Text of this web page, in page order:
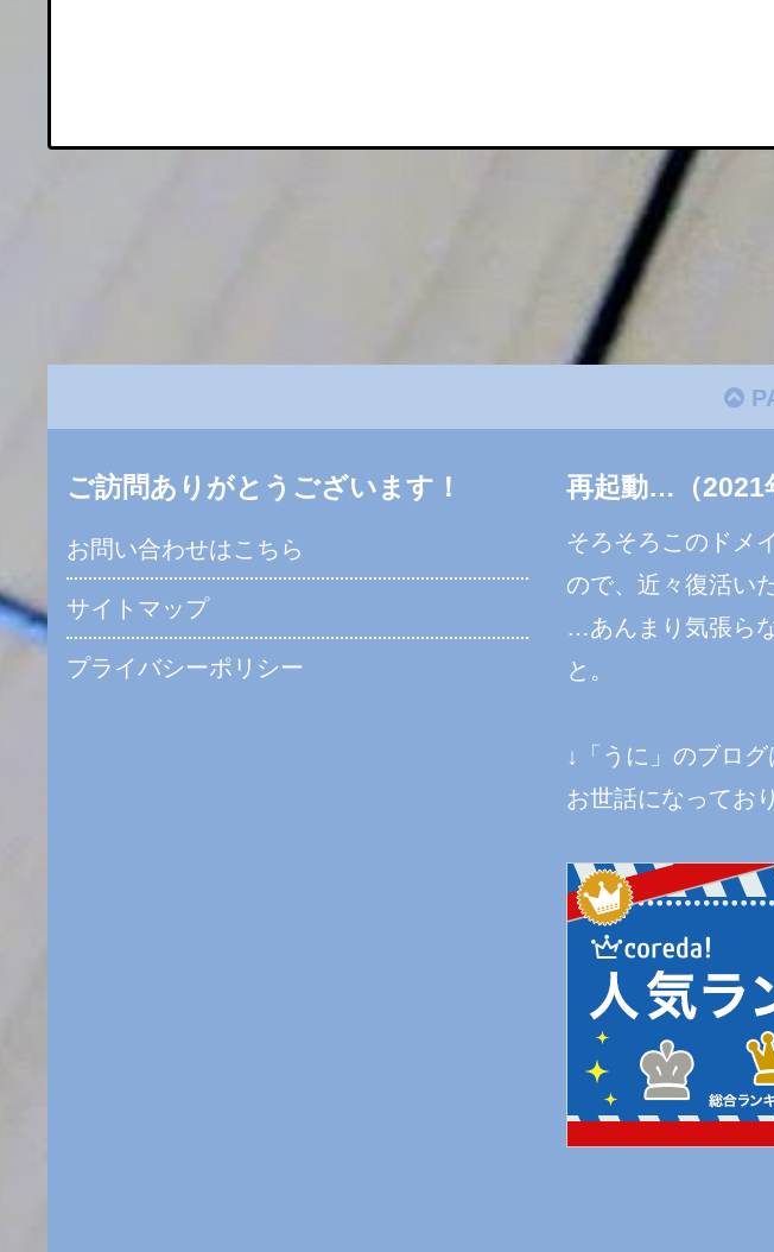
ご訪問ありがとうございます！
お問い合わせはこちら
サイトマップ
プライバシーポリシー
再起動…（2021
そろそろこのドメ
ので、近々復活い
…あんまり気張ら
と。
↓「うに」のブロ
お世話になってお